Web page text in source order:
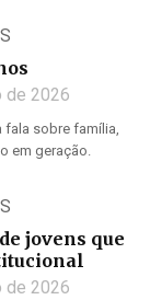
de 2026
sobre família,
em geração.
jovens que
de 2026